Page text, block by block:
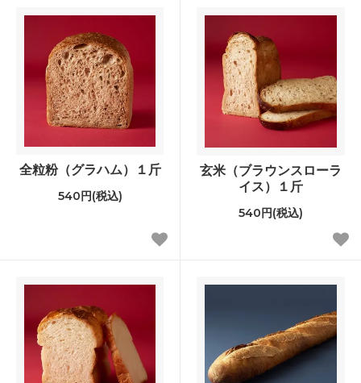
全粒粉（グラハム）１斤
540円(税込)
玄米（ブラウンスローラ
イス）１斤
540円(税込)